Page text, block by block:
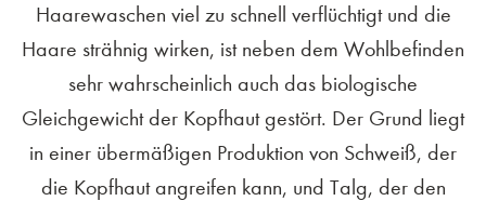
Haarewaschen viel zu schnell verflüchtigt und die
Haare strähnig wirken, ist neben dem Wohlbefinden
sehr wahrscheinlich auch das biologische
Gleichgewicht der Kopfhaut gestört. Der Grund liegt
in einer übermäßigen Produktion von Schweiß, der
die Kopfhaut angreifen kann, und Talg, der den